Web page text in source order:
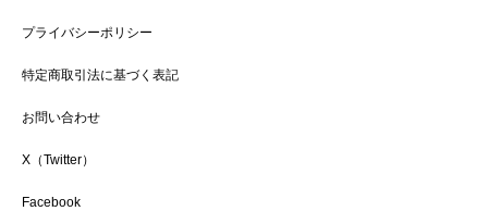
プライバシーポリシー
特定商取引法に基づく表記
お問い合わせ
X（Twitter）
Facebook